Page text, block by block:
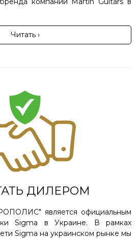
Читать ›
ДИЛЕРОМ
является официальным
Sigma в Украине. В рамках
Sigma на украинском рынке мы